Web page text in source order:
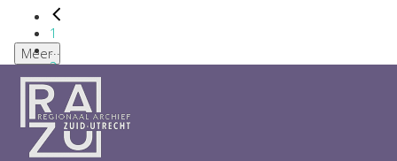
1
...
2
3
4
5
6
...
Meer